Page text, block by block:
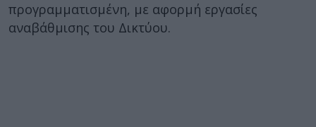
προγραμματισμένη, με αφορμή εργασίες
αναβάθμισης του Δικτύου.